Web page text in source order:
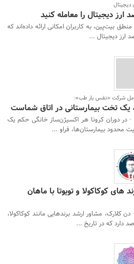
دیجیتال
دیجیتال را معامله کنید
منطق بیت‌پین، به کاربران امکانی ارائه داده‌اند که
ارز دیجیتال ...
شرکت «نفس یار طب»:
یک تخت بیمارستانی در اتاق شماست
در دوران کرونا هر اکسیژن‌ساز خانگی حکم یک
محدود بیمارستان‌ها، فراو ...
های کوکاکولا و تویوتا با ماهان
دن کلارک، مشاور ارشد برندهایی مانند کوکاکولا،
دارد که در تاریخ ...